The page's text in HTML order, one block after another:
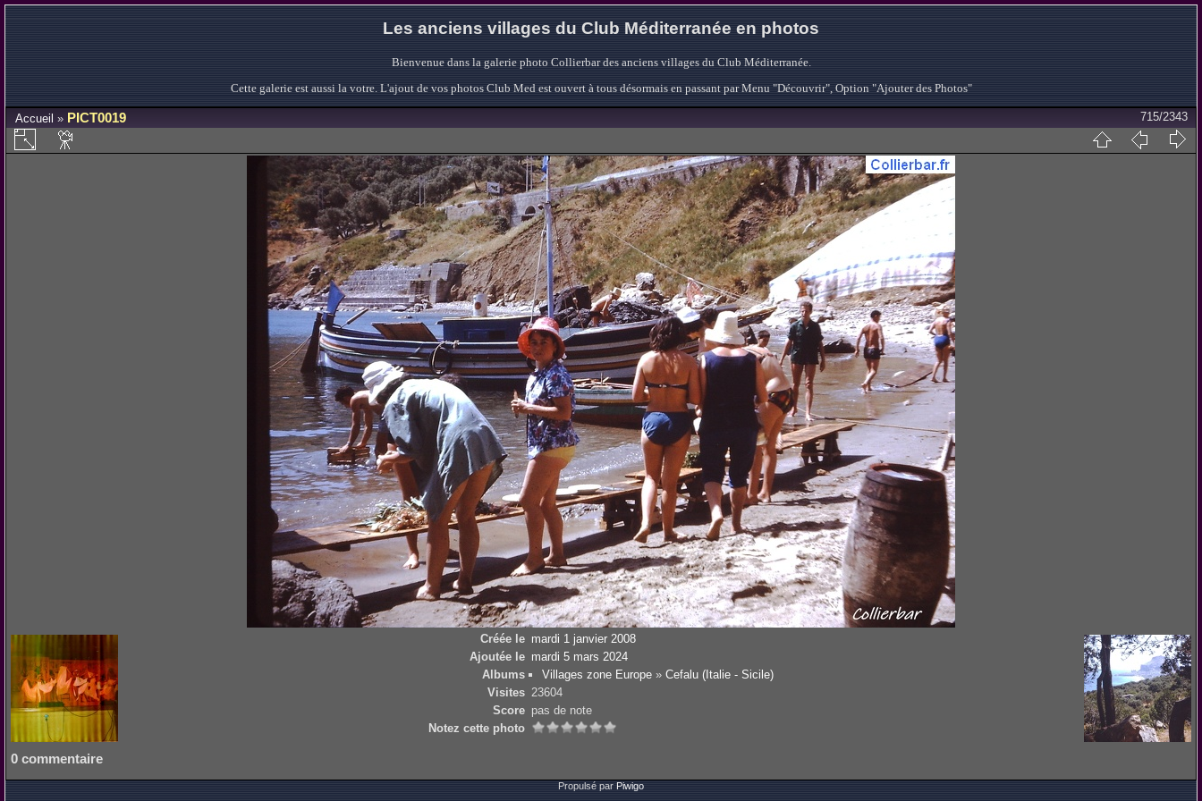
Les anciens villages du Club Méditerranée en photos
Bienvenue dans la galerie photo Collierbar des anciens villages du Club Méditerranée.
Cette galerie est aussi la votre. L'ajout de vos photos Club Med est ouvert à tous désormais en passant par Menu "Découvrir", Option "Ajouter des Photos"
Accueil » PICT0019 715/2343
Créée le mardi 1 janvier 2008
Ajoutée le mardi 5 mars 2024
Albums
Villages zone Europe »Cefalu (Italie - Sicile)
Visites 23604
Score pas de note
Notez cette photo
0 commentaire
Propulsé par Piwigo